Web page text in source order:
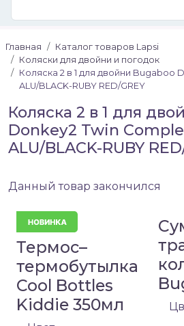
Главная
Каталог товаров Lapsi
Коляски для двойни и погодок
Коляска 2 в 1 для двойни Bugaboo
ALU/BLACK-RUBY RED/GREY
Коляска 2 в 1 для
Donkey2 Twin
ALU/BLACK-RUBY
Данный товар закончился
Термос–
термобутылка
Cool Bottles
Kiddie 350мл